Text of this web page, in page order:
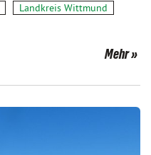
Landkreis Wittmund
Mehr